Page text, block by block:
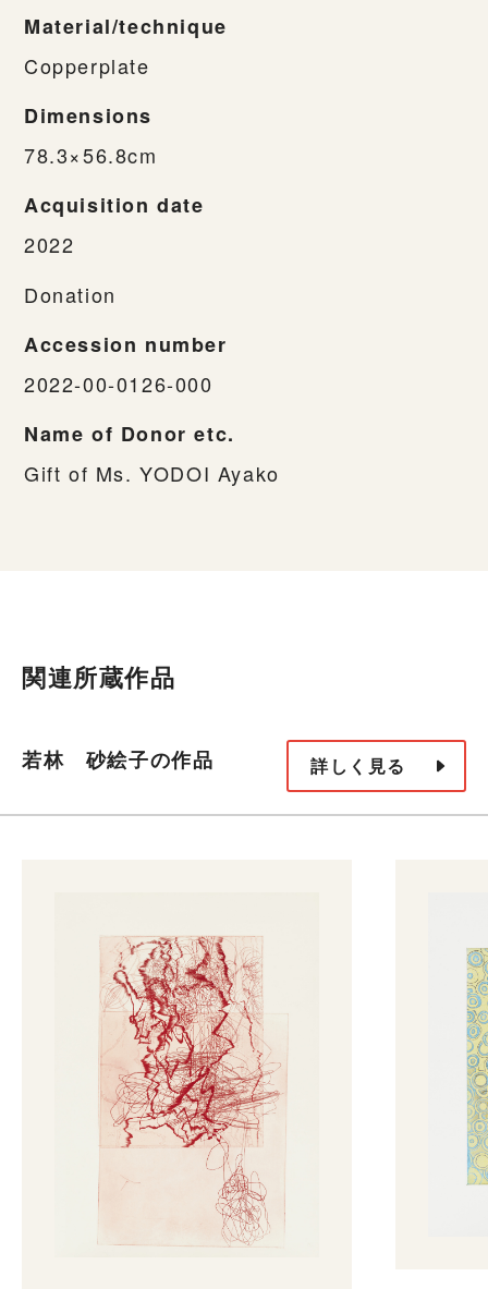
Material/technique
Copperplate
Dimensions
78.3×56.8cm
Acquisition date
2022
Donation
Accession number
2022-00-0126-000
Name of Donor etc.
Gift of Ms. YODOI Ayako
関連所蔵作品
若林 砂絵子の作品 詳しく見る